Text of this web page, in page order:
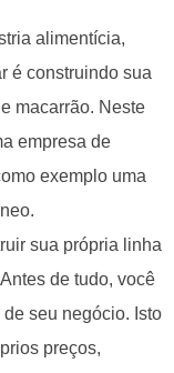
alimentícia,
é construindo sua
macarrão. Neste
empresa de
exemplo uma
sua própria linha
de tudo, você
seu negócio. Isto
preços,